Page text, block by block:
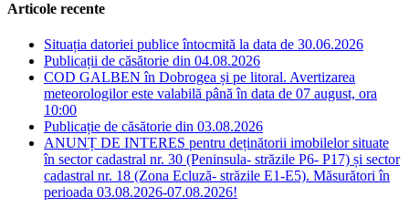
Articole recente
Situația datoriei publice întocmită la data de 30.06.2026
Publicații de căsătorie din 04.08.2026
COD GALBEN în Dobrogea și pe litoral. Avertizarea
meteorologilor este valabilă până în data de 07 august, ora
10:00
Publicație de căsătorie din 03.08.2026
ANUNȚ DE INTERES pentru deținătorii imobilelor situate
în sector cadastral nr. 30 (Peninsula- străzile P6- P17) și sector
cadastral nr. 18 (Zona Ecluză- străzile E1-E5). Măsurători în
perioada 03.08.2026-07.08.2026!